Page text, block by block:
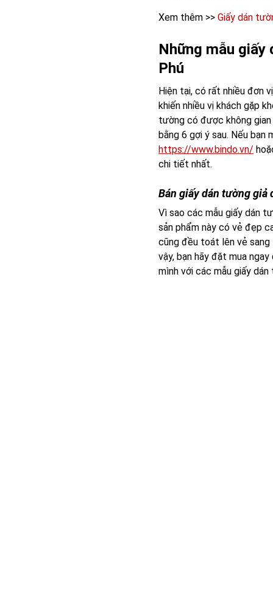
Xem thêm >> Giấy dán
Những mẫu giấy
Phú
Hiện tại, có rất nhiều đơn
khiến nhiều vị khách gặp
tường có được không
bằng 6 gợi ý sau. Nếu
https://www.bindo.vn/
chi tiết nhất.
Bán giấy dán tường giả
Vì sao các mẫu giấy dán
sản phẩm này có vẻ đẹp
cũng đều toát lên vẻ sang
vậy, bạn hãy đặt mua
mình với các mẫu giấy dán